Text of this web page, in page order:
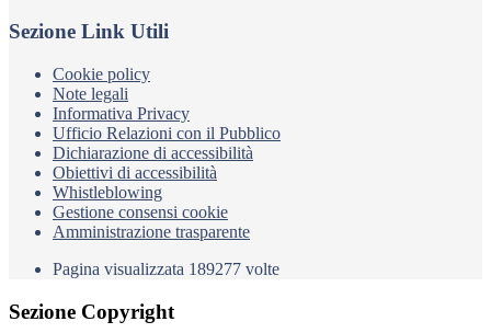
Sezione Link Utili
Cookie policy
Note legali
Informativa Privacy
Ufficio Relazioni con il Pubblico
Dichiarazione di accessibilità
Obiettivi di accessibilità
Whistleblowing
Gestione consensi cookie
Amministrazione trasparente
Pagina visualizzata 189277 volte
Sezione Copyright